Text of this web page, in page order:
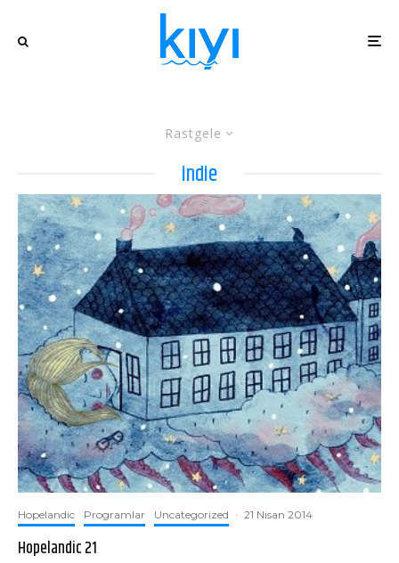
Rastgele
indie
Hopelandic Programlar Uncategorized · 21 Nisan 2014
Hopelandic 21